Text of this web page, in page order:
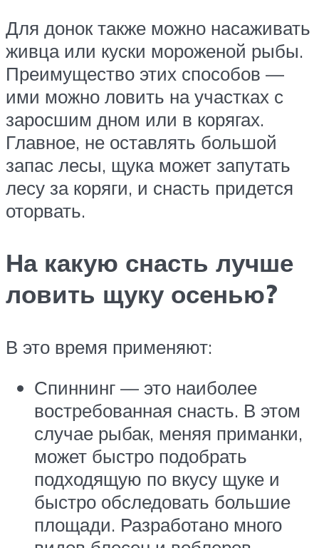
Для донок также можно насаживать
живца или куски мороженой рыбы.
Преимущество этих способов —
ими можно ловить на участках с
заросшим дном или в корягах.
Главное, не оставлять большой
запас лесы, щука может запутать
лесу за коряги, и снасть придется
оторвать.
На какую снасть лучше
ловить щуку осенью?
В это время применяют:
Спиннинг — это наиболее
востребованная снасть. В этом
случае рыбак, меняя приманки,
может быстро подобрать
подходящую по вкусу щуке и
быстро обследовать большие
площади. Разработано много